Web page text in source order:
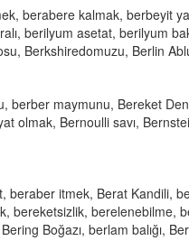
berabere kalmak, berbeyit
berilyum asetat, berilyum
Berkshiredomuzu, Berlin
berber maymunu, Bereket
olmak, Bernoulli savı,
beraber itmek, Berat Kandili,
bereketsizlik, berelenebilme,
Boğazı, berlam balığı,